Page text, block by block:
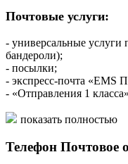
Почтовые услуги:
- универсальные услуги
бандероли);
- посылки;
- экспресс-почта «EMS
- «Отправления 1
Финансовые услуги:
- выплата/доставка
показать полностью
Телефон Почтовое